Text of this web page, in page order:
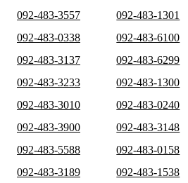
092-483-3557
092-483-1301
092-483-0338
092-483-6100
092-483-3137
092-483-6299
092-483-3233
092-483-1300
092-483-3010
092-483-0240
092-483-3900
092-483-3148
092-483-5588
092-483-0158
092-483-3189
092-483-1538